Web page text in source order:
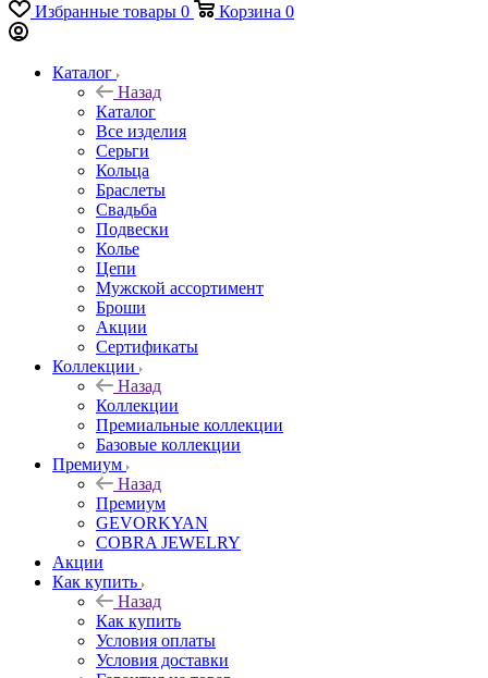
Избранные товары 0 Корзина 0
Каталог
Назад
Каталог
Все изделия
Серьги
Кольца
Браслеты
Свадьба
Подвески
Колье
Цепи
Мужской ассортимент
Броши
Акции
Сертификаты
Коллекции
Назад
Коллекции
Премиальные коллекции
Базовые коллекции
Премиум
Назад
Премиум
GEVORKYAN
COBRA JEWELRY
Акции
Как купить
Назад
Как купить
Условия оплаты
Условия доставки